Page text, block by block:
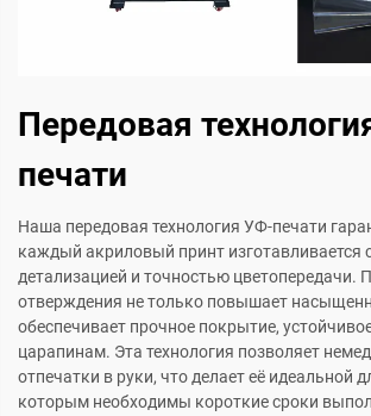
Передовая
печати
Наша передовая технология УФ-печати
каждый акриловый принт изготавливается
детализацией и точностью цветопередачи.
отверждения не только повышает
обеспечивает прочное покрытие,
царапинам. Эта технология позволяет
отпечатки в руки, что делает её идеальной
которым необходимы короткие сроки